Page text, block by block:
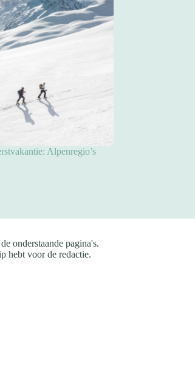
Alpenregio’s
onderstaande pagina's.
hebt voor de redactie.